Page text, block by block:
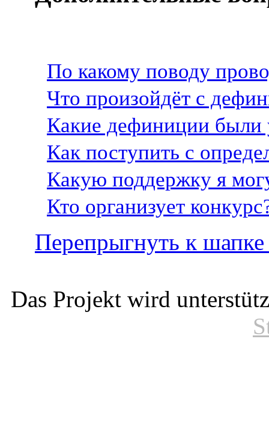
По какому поводу
Что произойдёт с
Какие дефиниции были
Как поступить с
Какую поддержку я
Кто организует
Перепрыгнуть к
Das Projekt wird